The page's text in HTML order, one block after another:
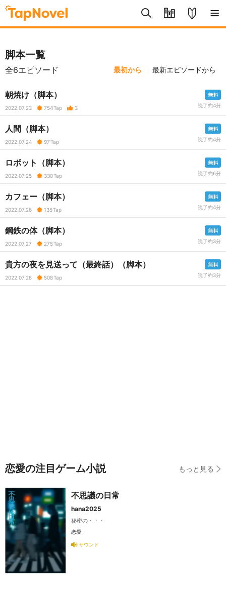
脚本一覧
全6エピソード 最初から 最新エピソードから
朝焼け（脚本）
2022.07.23 754Tap 3 読了約4分
人間（脚本）
2022.07.24 97Tap 読了約4分
ロボット（脚本）
2022.07.25 330Tap 読了約6分
カフェー（脚本）
2022.07.26 135Tap 読了約4分
鋼鉄の体（脚本）
2022.07.27 275Tap 読了約3分
貴方の夜を見送って（最終話）（脚本）
2022.07.28 508Tap 読了約3分
恋愛の注目ゲーム小説 もっと見る
不思議の日常
hana2025
秘密の・・・
恋愛
サウンド